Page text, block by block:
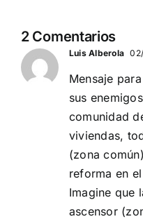
EN BARCELONA
2 Comentarios
Luis Alberola
Mensaje
sus
comunidad
viviendas,
(zona
reforma en
Imagine que
ascensor